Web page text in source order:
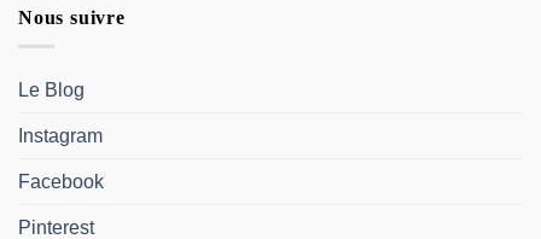
Nous suivre
Le Blog
Instagram
Facebook
Pinterest